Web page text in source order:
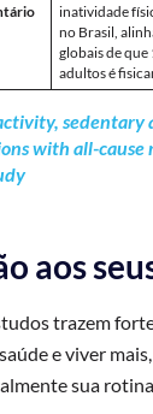
inatividade
no Brasil,
globais de que
adultos é
sedentary
with all-
aos
trazem
e viver
sua rotina.